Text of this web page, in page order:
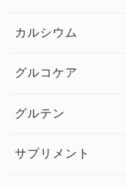
カルシウム
グルコケア
グルテン
サプリメント